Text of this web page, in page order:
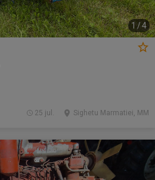
1/4
Sighetu Marmatiei, MM
25 jul.